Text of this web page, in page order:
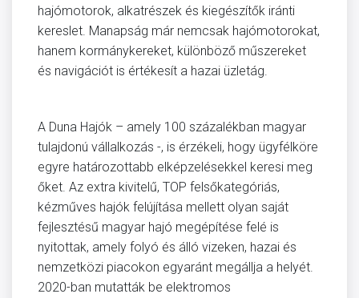
hajómotorok, alkatrészek és kiegészítők iránti
kereslet. Manapság már nemcsak hajómotorokat,
hanem kormánykereket, különböző műszereket
és navigációt is értékesít a hazai üzletág.
A Duna Hajók – amely 100 százalékban magyar
tulajdonú vállalkozás -, is érzékeli, hogy ügyfélköre
egyre határozottabb elképzelésekkel keresi meg
őket. Az extra kivitelű, TOP felsőkategóriás,
kézműves hajók felújítása mellett olyan saját
fejlesztésű magyar hajó megépítése felé is
nyitottak, amely folyó és álló vizeken, hazai és
nemzetközi piacokon egyaránt megállja a helyét.
2020-ban mutatták be elektromos